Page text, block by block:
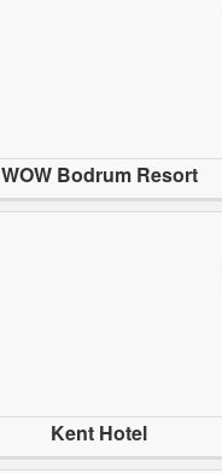
WOW Bodrum Resort
Kent Hotel